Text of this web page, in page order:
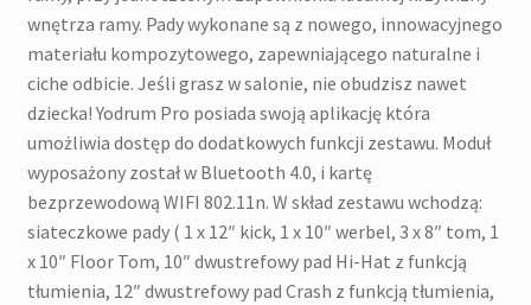
wnętrza ramy. Pady wykonane są z nowego, innowacyjnego
materiału kompozytowego, zapewniającego naturalne i
ciche odbicie. Jeśli grasz w salonie, nie obudzisz nawet
dziecka! Yodrum Pro posiada swoją aplikację która
umożliwia dostęp do dodatkowych funkcji zestawu. Moduł
wyposażony został w Bluetooth 4.0, i kartę
bezprzewodową WIFI 802.11n. W skład zestawu wchodzą:
siateczkowe pady ( 1 x 12″ kick, 1 x 10″ werbel, 3 x 8″ tom, 1
x 10″ Floor Tom, 10″ dwustrefowy pad Hi-Hat z funkcją
tłumienia, 12″ dwustrefowy pad Crash z funkcją tłumienia,